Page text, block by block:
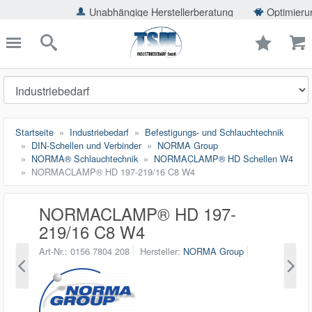
Unabhängige Herstellerberatung Optimierung der
schließen
Suche
Startseite Industriebedarf
Befestigungs- und Schlauchtechnik
DIN-Schellen und Verbinder
NORMA Group
NORMA® Schlauchtechnik
NORMACLAMP® HD Schellen W4
NORMACLAMP® HD 197-219/16 C8 W4
NORMACLAMP® HD 197-
219/16 C8 W4
Art-Nr. 0156 7804 208 Hersteller NORMA Group